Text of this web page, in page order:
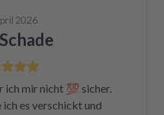
und dann hatte
Platine für
meine kaputte Platine
reparieren zu lassen.
Hexenwerk. Ein paar
gemacht. Eine
2026
ich mir nicht 💯 sicher.
es verschickt und